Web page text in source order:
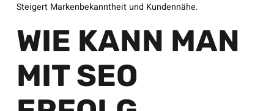
Steigert Markenbekanntheit und Kundennähe.
WIE KANN MAN
MIT SEO